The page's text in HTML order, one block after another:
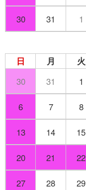
30 31 1
日 月 火
30
31 1
6 7 8
13 14 15
20 21 22
27 28 29